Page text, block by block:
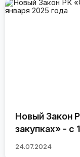
Новый Закон
закупках» - с
24.07.2024